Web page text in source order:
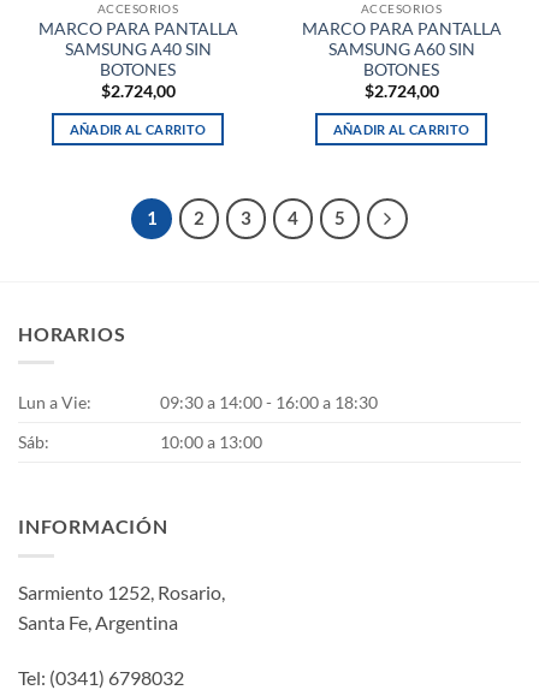
ACCESORIOS
MARCO PARA PANTALLA
SAMSUNG A40 SIN
BOTONES
$2.724,00
AÑADIR AL CARRITO
ACCESORIOS
MARCO PARA PANTALLA
SAMSUNG A60 SIN
BOTONES
$2.724,00
AÑADIR AL CARRITO
1 2 3 4 5
HORARIOS
Lun a Vie:
09:30 a 14:00 - 16:00 a 18:30
Sáb:
10:00 a 13:00
INFORMACIÓN
Sarmiento 1252, Rosario,
Santa Fe, Argentina
Tel: (0341) 6798032